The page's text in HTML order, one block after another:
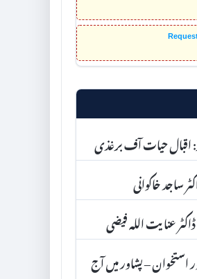
اقبال حیات آف برغذی
خاکوانی
عنا یت اللہ فیضی
– پشاور میں آج